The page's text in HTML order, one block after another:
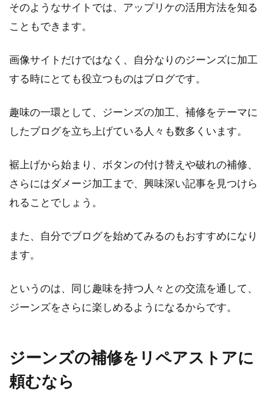
そのようなサイトでは、アップリケの活用方法を知る
こともできます。
画像サイトだけではなく、自分なりのジーンズに加工
する時にとても役立つものはブログです。
趣味の一環として、ジーンズの加工、補修をテーマに
したブログを立ち上げている人々も数多くいます。
裾上げから始まり、ボタンの付け替えや破れの補修、
さらにはダメージ加工まで、興味深い記事を見つけら
れることでしょう。
また、自分でブログを始めてみるのもおすすめになり
ます。
というのは、同じ趣味を持つ人々との交流を通して、
ジーンズをさらに楽しめるようになるからです。
ジーンズの補修をリペアストアに
頼むなら